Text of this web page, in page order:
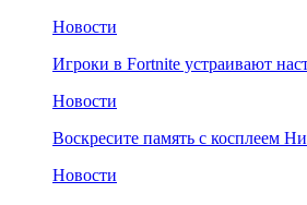
Новости
Игроки в Fortnite устраивают
Новости
Воскресите память с косплеем
Новости